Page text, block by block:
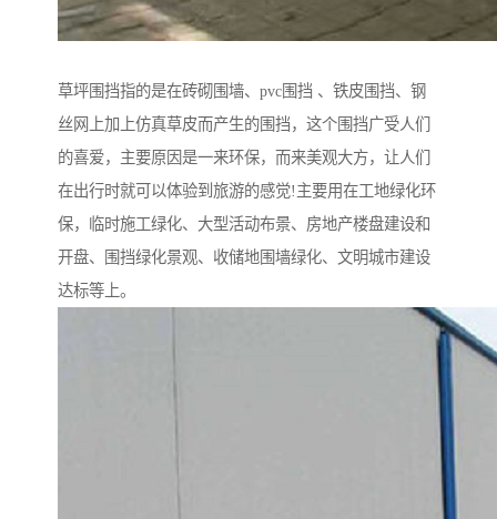
草坪围挡指的是在砖砌围墙、pvc围挡 、铁皮围挡、钢
丝网上加上仿真草皮而产生的围挡，这个围挡广受人们
的喜爱，主要原因是一来环保，而来美观大方，让人们
在出行时就可以体验到旅游的感觉!主要用在工地绿化环
保，临时施工绿化、大型活动布景、房地产楼盘建设和
开盘、围挡绿化景观、收储地围墙绿化、文明城市建设
达标等上。